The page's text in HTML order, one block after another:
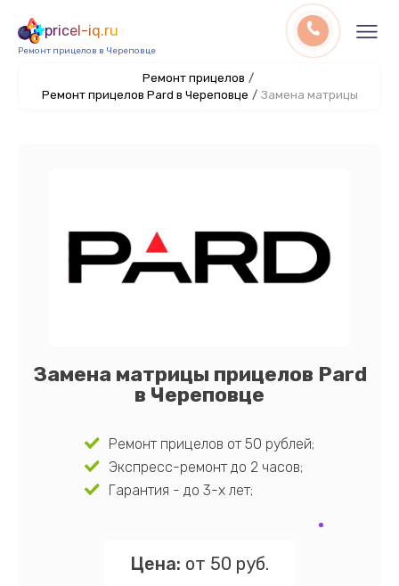
pricel-iq.ru
Ремонт прицелов в Череповце
Ремонт прицелов /
Ремонт прицелов Pard в Череповце / Замена матрицы
Замена матрицы прицелов Pard
в Череповце
Ремонт прицелов от 50 рублей;
Экспресс-ремонт до 2 часов;
Гарантия - до 3-х лет;
Цена: от 50 руб.